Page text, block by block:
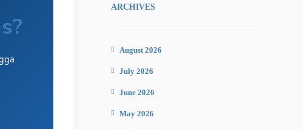
ARCHIVES
August 2026
July 2026
June 2026
May 2026